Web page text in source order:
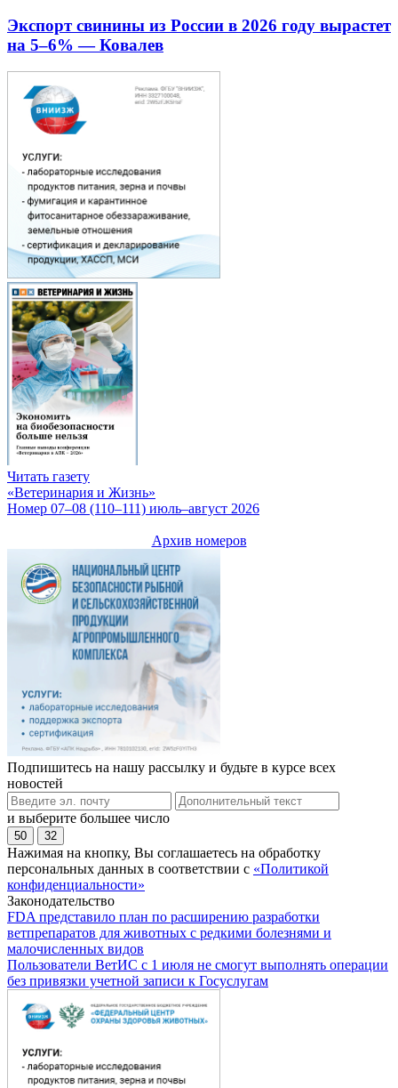
Экспорт свинины из России в 2026 году вырастет
на 5–6% — Ковалев
Читать газету
«Ветеринария и Жизнь»
Номер 07–08 (110–111) июль–август 2026
Архив номеров
Подпишитесь на нашу рассылку и будьте в курсе всех
новостей
и выберите большее число
50 32
Нажимая на кнопку, Вы соглашаетесь на обработку
персональных данных в соответствии с «Политикой
конфиденциальности»
Законодательство
FDA представило план по расширению разработки
ветпрепаратов для животных с редкими болезнями и
малочисленных видов
Пользователи ВетИС с 1 июля не смогут выполнять операции
без привязки учетной записи к Госуслугам